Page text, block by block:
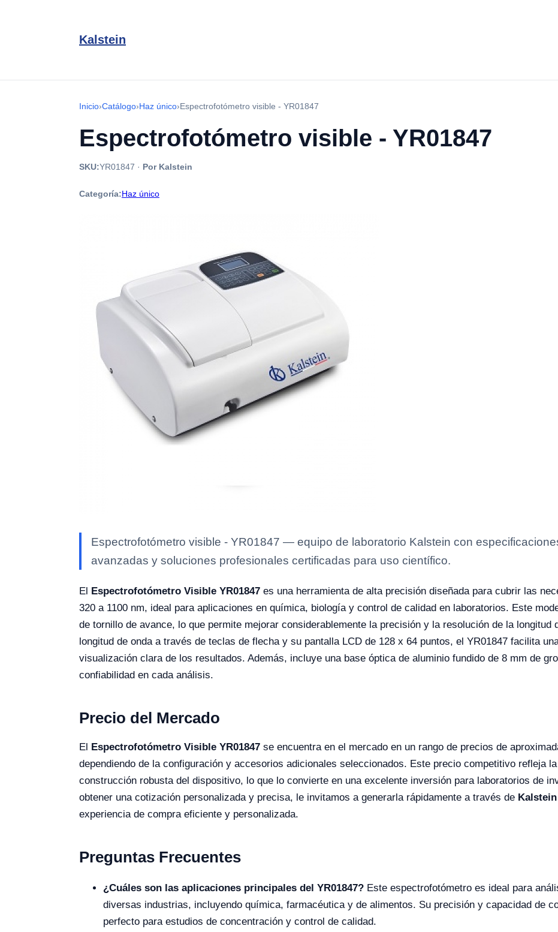
Kalstein
Inicio›Catálogo›Haz único›Espectrofotómetro visible - YR01847
Espectrofotómetro visible - YR01847
SKU:YR01847 · Por Kalstein
Categoría:Haz único
Espectrofotómetro visible - YR01847 — equipo de laboratorio Kalstein con
avanzadas y soluciones profesionales certificadas para uso científico.
El Espectrofotómetro Visible YR01847 es una herramienta de alta precisión diseñada para cubrir las
320 a 1100 nm, ideal para aplicaciones en química, biología y control de calidad en laboratorios. Este
de tornillo de avance, lo que permite mejorar considerablemente la precisión y la resolución de la longitud
longitud de onda a través de teclas de flecha y su pantalla LCD de 128 x 64 puntos, el YR01847 facilita
visualización clara de los resultados. Además, incluye una base óptica de aluminio fundido de 8 mm de
confiabilidad en cada análisis.
Precio del Mercado
El Espectrofotómetro Visible YR01847 se encuentra en el mercado en un rango de precios de
dependiendo de la configuración y accesorios adicionales seleccionados. Este precio competitivo refleja
construcción robusta del dispositivo, lo que lo convierte en una excelente inversión para laboratorios de
obtener una cotización personalizada y precisa, le invitamos a generarla rápidamente a través de
experiencia de compra eficiente y personalizada.
Preguntas Frecuentes
¿Cuáles son las aplicaciones principales del YR01847? Este espectrofotómetro es ideal para
diversas industrias, incluyendo química, farmacéutica y de alimentos. Su precisión y capacidad de
perfecto para estudios de concentración y control de calidad.